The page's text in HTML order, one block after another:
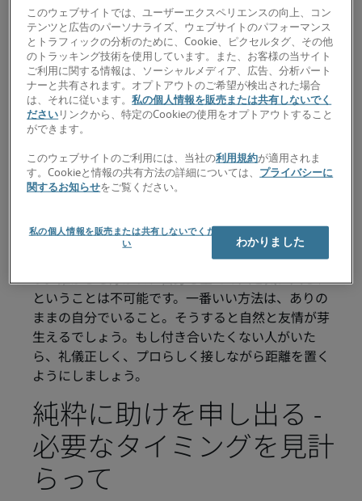
イナミックスの重要性が理解できるでしょう。その
ため自分の味方をしてくれる同僚がいれば安心で
す。
それでは、職場で好かれるための5つの方法をご紹
介しましょう。
「お友達領域」に踏み込
まないこと
は警戒されます。うわべだけを取り繕ってもわかっ
てしまうので、人には誠意を持って対応しましょ
う。誰からも好かれ、自身も全ての人を気に入る、
ということは不可能です。一番いい方法は、ありの
ままの自分でいること。そうすると自然と友情が芽
生えるでしょう。もし付き合いたくない人がいた
ら、礼儀正しく、プロらしく接しながら距離を置く
ようにしましょう。
純粋に助けを申し出る ‐
必要なタイミングを見計
らって
このウェブサイトでは、ユーザーエクスペリエンスの向上、コン
テンツと広告のパーソナライズ、ウェブサイトのパフォーマンス
とトラフィックの分析のために、Cookie、ピクセルタグ、その他
のトラッキング技術を使用しています。また、お客様の当サイト
ご利用に関する情報は、ソーシャルメディア、広告、分析パート
ナーと共有されます。オプトアウトのご希望が検出された場合
は、それに従います。私の個人情報を販売または共有しないでく
ださい リンクから、特定のCookieの使用をオプトアウトすること
ができます。
このウェブサイトのご利用には、当社の利用規約が適用されま
す。Cookieと情報の共有方法の詳細については、 プライバシーに
関するお知らせをご覧ください。
私の個人情報を販売または共有しないでくださ
い
わかりました